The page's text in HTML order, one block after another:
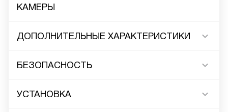
КАМЕРЫ
ДОПОЛНИТЕЛЬНЫЕ ХАРАКТЕРИСТИКИ
БЕЗОПАСНОСТЬ
УСТАНОВКА